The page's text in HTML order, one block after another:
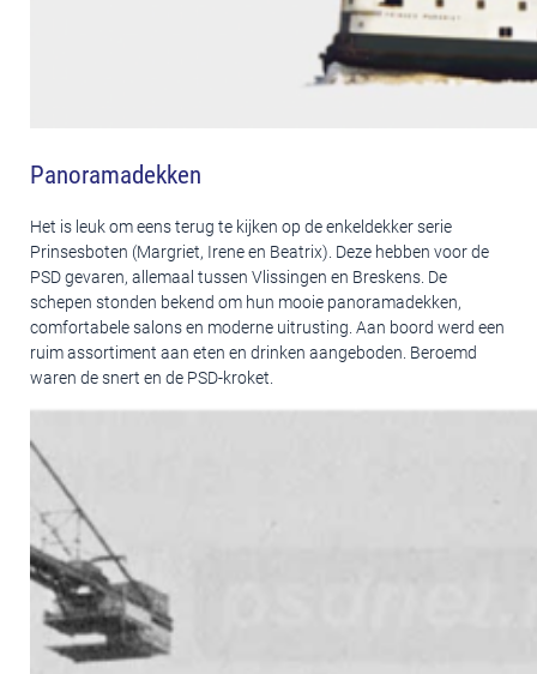
Panoramadekken
Het is leuk om eens terug te kijken op de enkeldekker serie
Prinsesboten (Margriet, Irene en Beatrix). Deze hebben voor de
PSD gevaren, allemaal tussen Vlissingen en Breskens. De
schepen stonden bekend om hun mooie panoramadekken,
comfortabele salons en moderne uitrusting. Aan boord werd een
ruim assortiment aan eten en drinken aangeboden. Beroemd
waren de snert en de PSD-kroket.